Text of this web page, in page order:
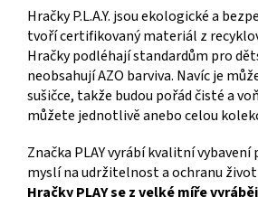
Hračky P.L.A.Y. jsou ekologické a
tvoří certifikovaný materiál z
Hračky podléhají standardům pro
neobsahují AZO barviva. Navíc je
sušičce, takže budou pořád čisté a
můžete jednotlivě anebo celou
Značka PLAY vyrábí kvalitní
myslí na udržitelnost a ochranu
Hračky PLAY se z velké míře